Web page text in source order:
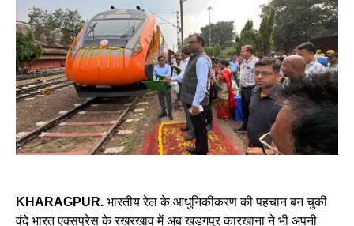
KHARAGPUR. भारतीय रेल के आधुनिकीकरण की पहचान बन चुकी
वंदे भारत एक्सप्रेस के रखरखाव में अब खड़गपुर कारखाना ने भी अपनी